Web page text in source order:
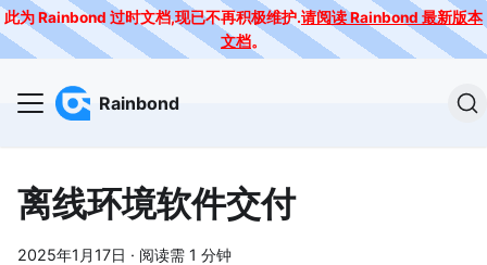
此为 Rainbond 过时文档,现已不再积极维护.请阅读 Rainbond 最新版本
文档。
Rainbond
离线环境软件交付
2025年1月17日 · 阅读需 1 分钟